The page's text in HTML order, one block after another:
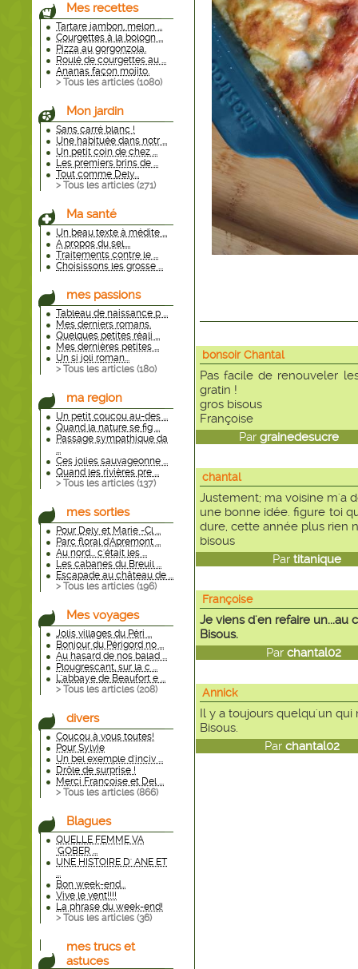
Mes recettes
Tartare jambon, melon ...
Courgettes à la bologn ...
Pizza au gorgonzola.
Roulé de courgettes au ...
Ananas façon mojito.
> Tous les articles (1080)
Mon jardin
Sans carré blanc !
Une habituée dans notr ...
Un petit coin de chez ...
Les premiers brins de ...
Tout comme Dely...
> Tous les articles (271)
Ma santé
Un beau texte à médite ...
A propos du sel....
Traitements contre le ...
Choisissons les grosse ...
mes passions
Tableau de naissance p ...
Mes derniers romans.
Quelques petites réali ...
Mes dernières petites ...
Un si joli roman...
> Tous les articles (180)
ma region
Un petit coucou au-des ...
Quand la nature se fig ...
Passage sympathique da
...
Ces jolies sauvageonne ...
Quand les rivières pre ...
> Tous les articles (137)
mes sorties
Pour Dely et Marie -Cl ...
Parc floral d'Apremont ...
Au nord... c'était les ...
Les cabanes du Breuil ...
Escapade au château de ...
> Tous les articles (196)
Mes voyages
Jolis villages du Péri ...
Bonjour du Périgord no ...
Au hasard de nos balad ...
Plougrescant, sur la c ...
L'abbaye de Beaufort e ...
> Tous les articles (208)
divers
Coucou à vous toutes!
Pour Sylvie
Un bel exemple d'inciv ...
Drôle de surprise !
Merci Françoise et Del ...
> Tous les articles (866)
Blagues
QUELLE FEMME VA
'GOBER ...
UNE HISTOIRE D' ANE ET
...
Bon week-end...
Vive le vent!!!!
La phrase du week-end!
> Tous les articles (36)
mes trucs et
astuces
bonsoir Chantal
Pas facile de renouveler
gratin !
gros bisous
Françoise
Par grainedesucre
chantal
Justement; ma voisine m'a
une bonne idée. figure toi
dure, cette année plus rien
bisous
Par titanique
Françoise
Je viens d'en refaire un...au
Bisous.
Par chantal02
Annick
Il y a toujours quelqu'un
Bisous.
Par chantal02